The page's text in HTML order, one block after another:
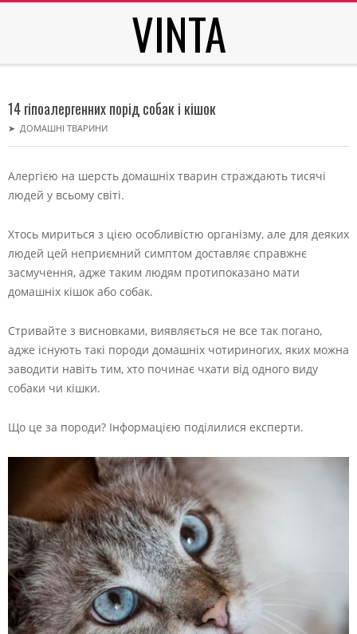
VINTA
Menu
14 гіпоалергенних порід собак і кішок
➤ ДОМАШНІ ТВАРИНИ
Алергією на шерсть домашніх тварин страждають тисячі
людей у всьому світі.
Хтось мириться з цією особливістю організму, але для деяких
людей цей неприємний симптом доставляє справжнє
засмучення, адже таким людям протипоказано мати
домашніх кішок або собак.
Стривайте з висновками, виявляється не все так погано,
адже існують такі породи домашніх чотириногих, яких можна
заводити навіть тим, хто починає чхати від одного виду
собаки чи кішки.
Що це за породи? Інформацією поділилися експерти.